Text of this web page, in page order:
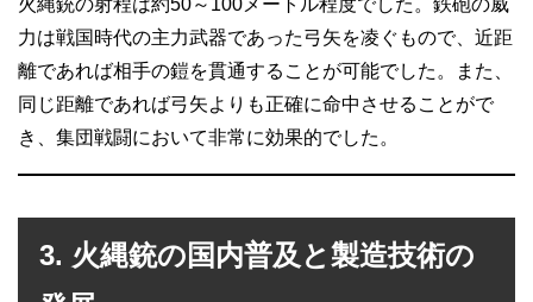
力は戦国時代の主力武器であった弓矢を凌ぐもので、近距
離であれば相手の鎧を貫通することが可能でした。また、
同じ距離であれば弓矢よりも正確に命中させることがで
き、集団戦闘において非常に効果的でした。
3. 火縄銃の国内普及と製造技術の